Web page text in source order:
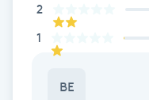
Enzympeeling
2
1
BE